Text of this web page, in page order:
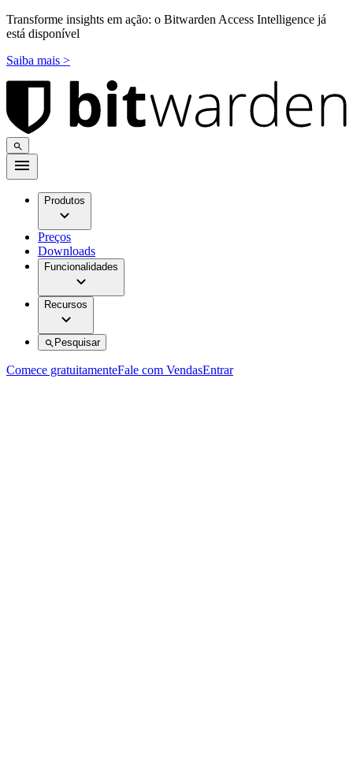
Transforme insights em ação: o Bitwarden Access Intelligence já
está disponível
Saiba mais >
Produtos
Preços
Downloads
Funcionalidades
Recursos
Pesquisar
Comece gratuitamenteFale com VendasEntrar